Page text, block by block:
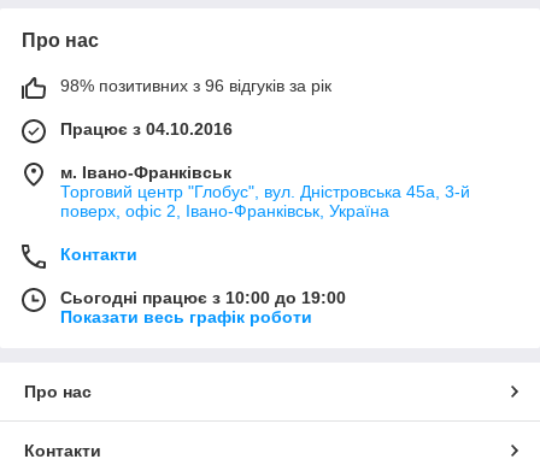
Про нас
98% позитивних з 96 відгуків за рік
Працює з 04.10.2016
м. Івано-Франківськ
Торговий центр "Глобус", вул. Дністровська 45а, 3-й
поверх, офіс 2, Івано-Франківськ, Україна
Контакти
Сьогодні працює з 10:00 до 19:00
Показати весь графік роботи
Про нас
Контакти